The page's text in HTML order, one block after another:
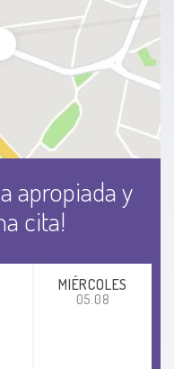
apropiada y
cita!
MIÉRCOLES
05.08